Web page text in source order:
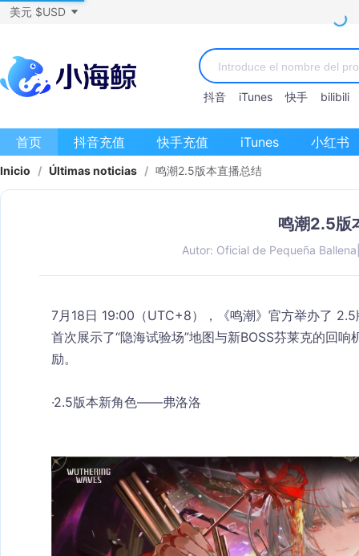
美元 $USD
抖音 iTunes 快手 bilibili
首页 抖音充值 快手充值 iTunes 小红书
Inicio / Últimas noticias / 鸣潮2.5版本直播总结
鸣潮2.5版
Autor: Oficial de Pequeña Ballena
7月18日 19:00（UTC+8），《鸣潮》官方举办了
首次展示了“隐海试验场”地图与新BOSS芬莱克的回
励。
·2.5版本新角色——弗洛洛